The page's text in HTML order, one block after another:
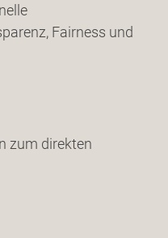
Fairness und
zum direkten